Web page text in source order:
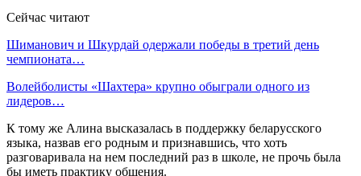
Сейчас читают
Шиманович и Шкурдай одержали победы в третий день
чемпионата…
Волейболисты «Шахтера» крупно обыграли одного из
лидеров…
К тому же Алина высказалась в поддержку беларусского
языка, назвав его родным и признавшись, что хоть
разговаривала на нем последний раз в школе, не прочь была
бы иметь практику общения.